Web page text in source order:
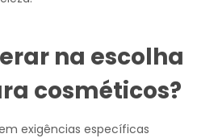
na escolha
cosméticos?
exigências específicas